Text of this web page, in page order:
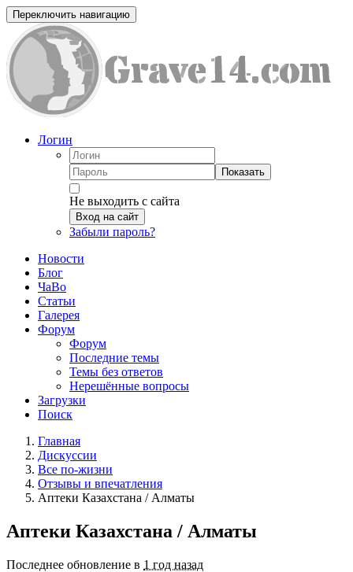
Переключить навигацию
Логин
Показать
Не выходить с сайта
Вход на сайт
Забыли пароль?
Новости
Блог
ЧаВо
Статьи
Галерея
Форум
Форум
Последние темы
Темы без ответов
Нерешённые вопросы
Загрузки
Поиск
Главная
Дискуссии
Все по-жизни
Отзывы и впечатления
Аптеки Казахстана / Алматы
Аптеки Казахстана / Алматы
Последнее обновление в 1 год назад